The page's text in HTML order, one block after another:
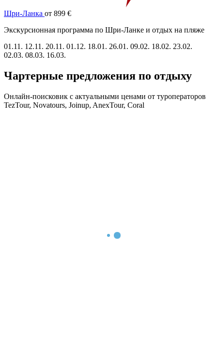
Шри-Ланка от 899 €
Экскурсионная программа по Шри-Ланке и отдых на пляже
01.11. 12.11. 20.11. 01.12. 18.01. 26.01. 09.02. 18.02. 23.02.
02.03. 08.03. 16.03.
Чартерные предложения по отдыху
Онлайн-поисковик с актуальными ценами от туроператоров
TezTour, Novatours, Joinup, AnexTour, Coral